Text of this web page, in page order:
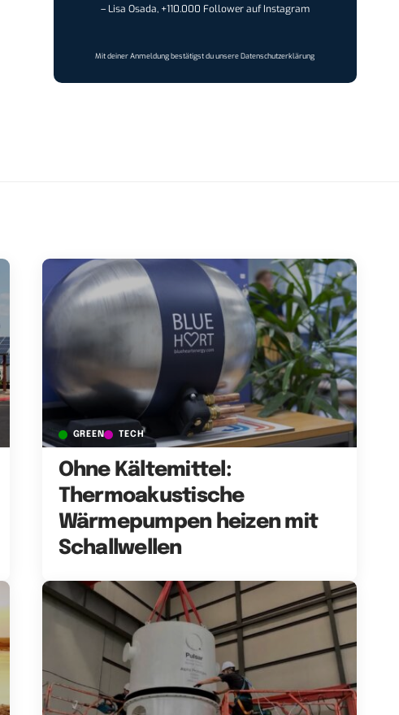
– Lisa Osada, +110.000 Follower auf Instagram
Mit deiner Anmeldung bestätigst du unsereDatenschutzerklärung
GREEN TECH
Ohne Kältemittel:
Thermoakustische
Wärmepumpen heizen mit
Schallwellen